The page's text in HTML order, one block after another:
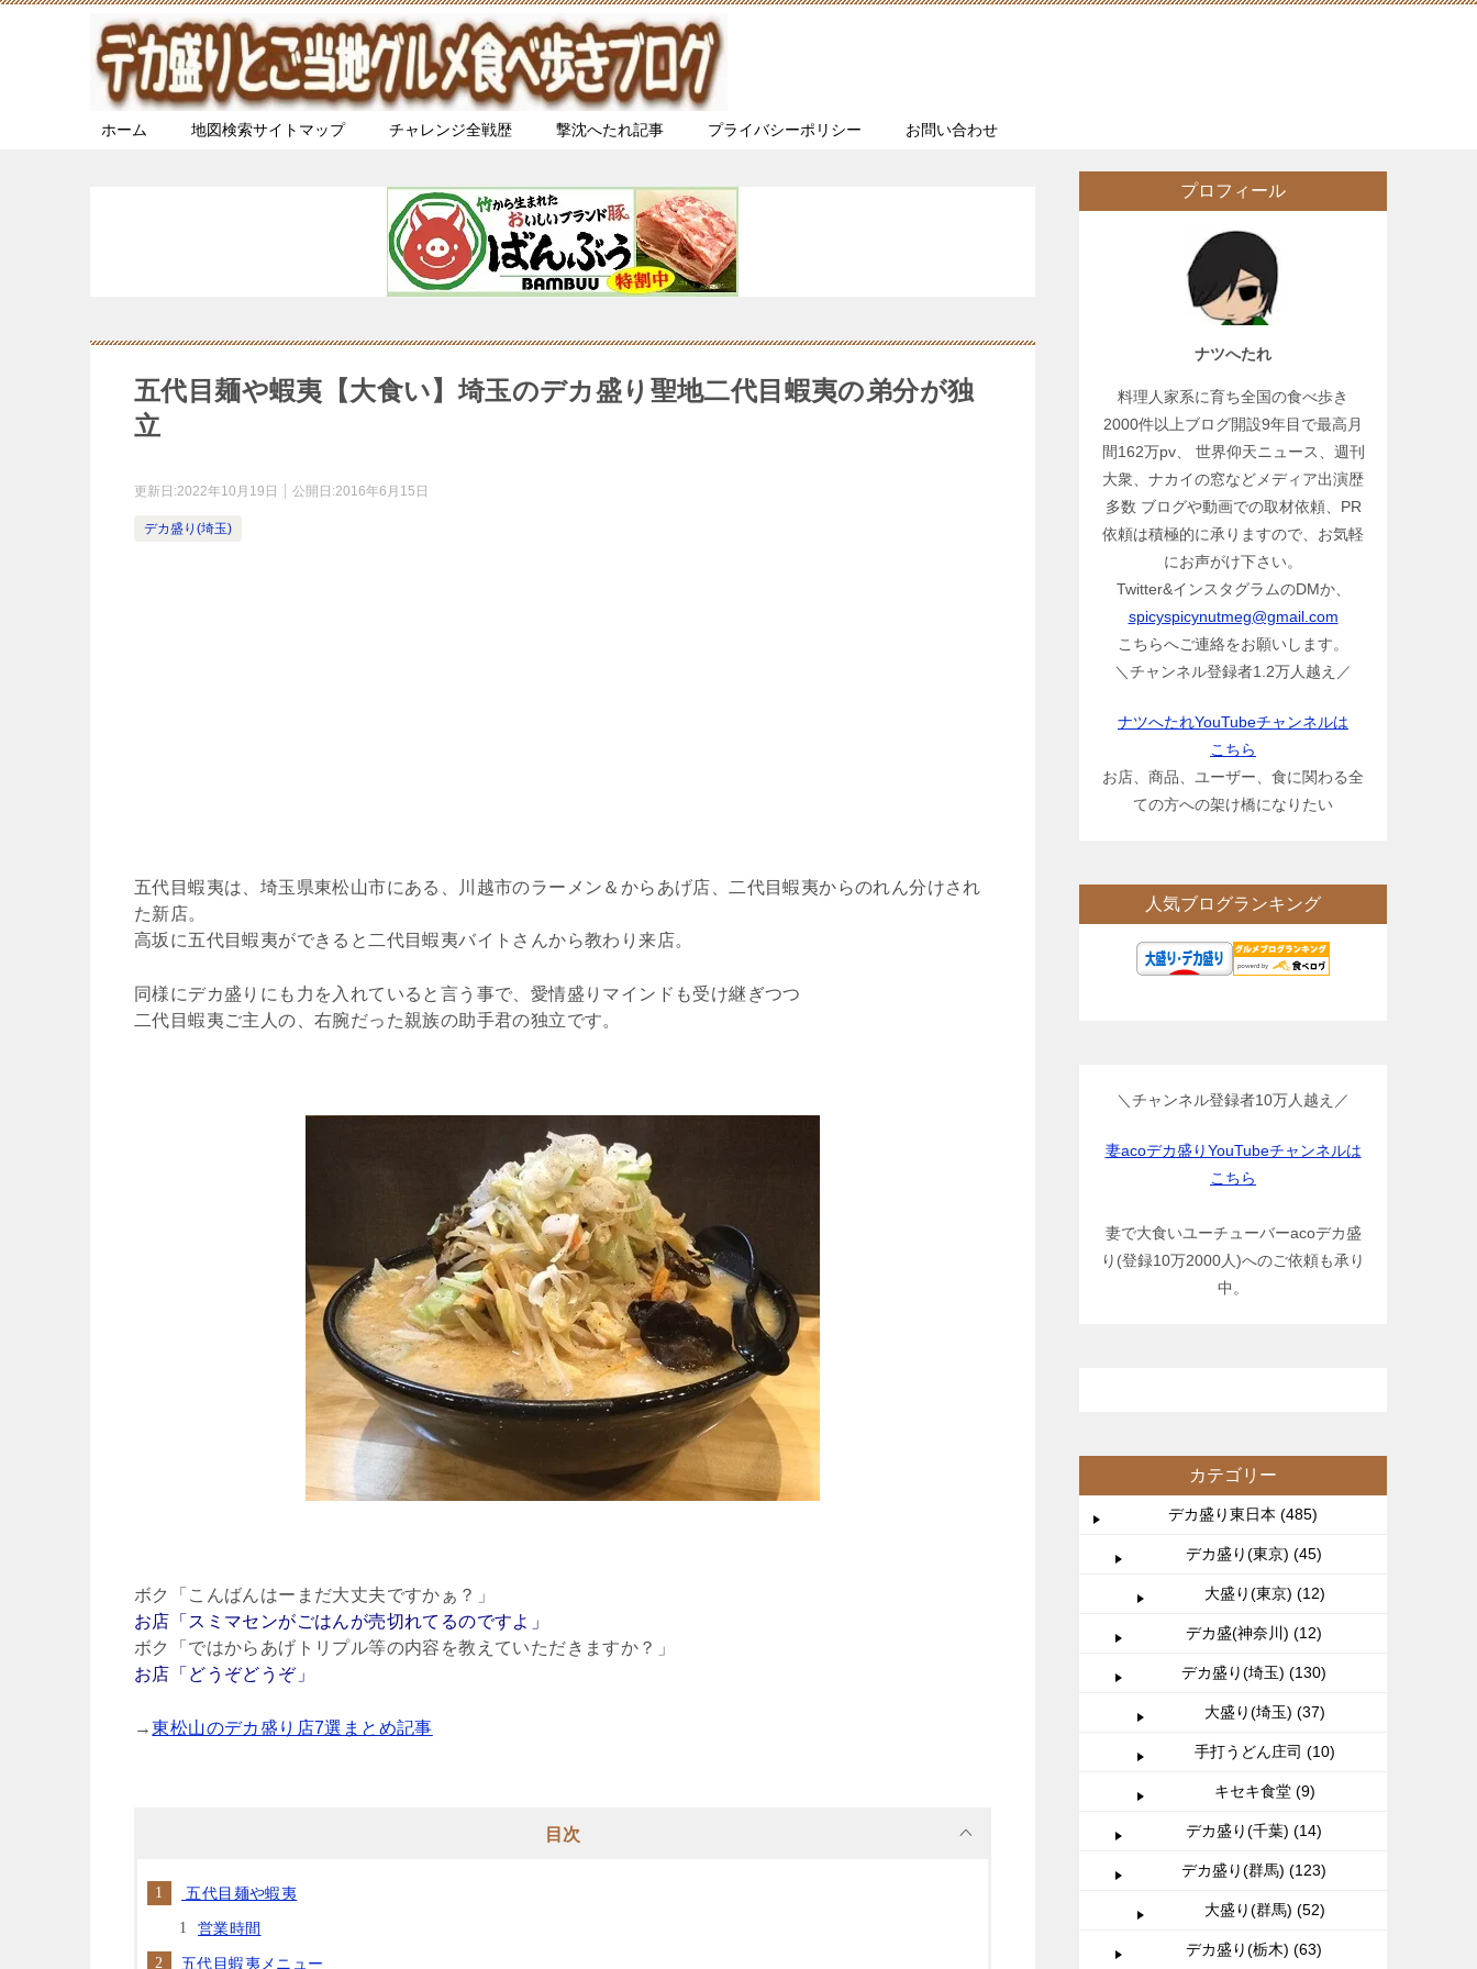
ホーム 地図検索サイトマップ チャレンジ全戦歴 撃沈へたれ記事 プライバシーポリシー お問い合わせ
五代目麺や蝦夷【大食い】埼玉のデカ盛り聖地二代目蝦夷の弟分が独
立
更新日:2022年10月19日 公開日:2016年6月15日
デカ盛り(埼玉)
五代目蝦夷は、埼玉県東松山市にある、川越市のラーメン＆からあげ店、二代目蝦夷からのれん分けされ
た新店。
高坂に五代目蝦夷ができると二代目蝦夷バイトさんから教わり来店。
同様にデカ盛りにも力を入れていると言う事で、愛情盛りマインドも受け継ぎつつ
二代目蝦夷ご主人の、右腕だった親族の助手君の独立です。
ボク「こんばんはーまだ大丈夫ですかぁ？」
お店「スミマセンがごはんが売切れてるのですよ」
ボク「ではからあげトリプル等の内容を教えていただきますか？」
お店「どうぞどうぞ」
→東松山のデカ盛り店7選まとめ記事
目次
五代目麺や蝦夷
営業時間
五代目蝦夷メニュー
プロフィール
ナツへたれ
料理人家系に育ち全国の食べ歩き
2000件以上ブログ開設9年目で最高月
間162万pv、 世界仰天ニュース、週刊
大衆、ナカイの窓などメディア出演歴
多数 ブログや動画での取材依頼、PR
依頼は積極的に承りますので、お気軽
にお声がけ下さい。
Twitter&インスタグラムのDMか、
spicyspicynutmeg@gmail.com
こちらへご連絡をお願いします。
＼チャンネル登録者1.2万人越え／
ナツへたれYouTubeチャンネルは
こちら
お店、商品、ユーザー、食に関わる全
ての方への架け橋になりたい
人気ブログランキング
＼チャンネル登録者10万人越え／
妻acoデカ盛りYouTubeチャンネルは
こちら
妻で大食いユーチューバーacoデカ盛
り(登録10万2000人)へのご依頼も承り
中。
カテゴリー
デカ盛り東日本 (485)
デカ盛り(東京) (45)
大盛り(東京) (12)
デカ盛(神奈川) (12)
デカ盛り(埼玉) (130)
大盛り(埼玉) (37)
手打うどん庄司 (10)
キセキ食堂 (9)
デカ盛り(千葉) (14)
デカ盛り(群馬) (123)
大盛り(群馬) (52)
デカ盛り(栃木) (63)